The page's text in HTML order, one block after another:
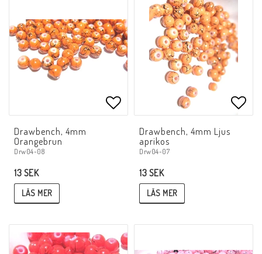
Lägg till i favoritlistan
Drawbench, 4mm
Orangebrun
Drw04-08
13 SEK
LÄS MER
Drawbench, 4mm Ljus
aprikos
Drw04-07
13 SEK
LÄS MER